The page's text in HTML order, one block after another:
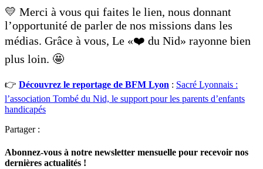
💛 Merci à vous qui faites le lien, nous donnant
l’opportunité de parler de nos missions dans les
médias. Grâce à vous, Le «❤️ du Nid» rayonne bien
plus loin. 🤩
👉 Découvrez le reportage de BFM Lyon : Sacré Lyonnais :
l’association Tombé du Nid, le support pour les parents d’enfants
handicapés
Partager :
Abonnez-vous à notre newsletter mensuelle pour recevoir nos
dernières actualités !